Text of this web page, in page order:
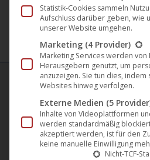
SPOTIFY
FILM LABELS
Darling Berlin
Statistik-Cookies sammeln
Aufschluss darüber geben, wie
unserer Website umgehen.
Marketing (4 Provider)
Marketing Services werden
Herausgebern genutzt, um
anzuzeigen. Sie tun dies,
Websites hinweg verfolgen.
Externe Medien (5
Inhalte von Videoplattformen
werden standardmäßig
akzeptiert werden, ist für den
keine manuelle Einwilligung
Nicht-TCF-